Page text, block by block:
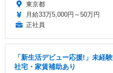
東京都
月給33万5,000円～50万円
正社員
「新生活デビュー応援!」未経
社宅・家賃補助あり